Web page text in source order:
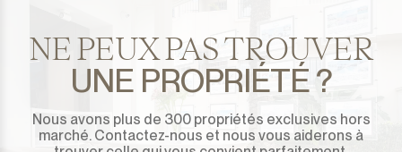
NE PEUX PAS TROUVER
UNE PROPRIÉTÉ ?
Nous avons plus de 300 propriétés exclusives hors
marché. Contactez-nous et nous vous aiderons à